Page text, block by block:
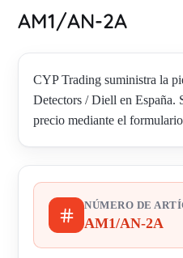
AM1/AN-2A
CYP Trading suministra la
Detectors / Diell en
precio mediante el
NÚMERO DE
AM1/AN-2A